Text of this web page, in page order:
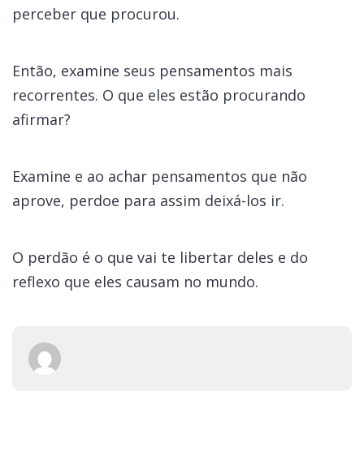
perceber que procurou.
Então, examine seus pensamentos mais
recorrentes. O que eles estão procurando
afirmar?
Examine e ao achar pensamentos que não
aprove, perdoe para assim deixá-los ir.
O perdão é o que vai te libertar deles e do
reflexo que eles causam no mundo.